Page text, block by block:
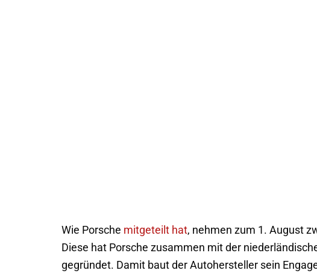
Wie Porsche mitgeteilt hat, nehmen zum 1. August
Diese hat Porsche zusammen mit der
gegründet. Damit baut der Autohersteller sein